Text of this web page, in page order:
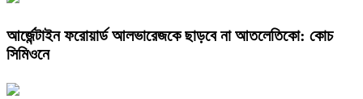
আর্জেন্টাইন ফরোয়ার্ড আলভারেজকে ছাড়বে না আতলেতিকো: কোচ
সিমিওনে